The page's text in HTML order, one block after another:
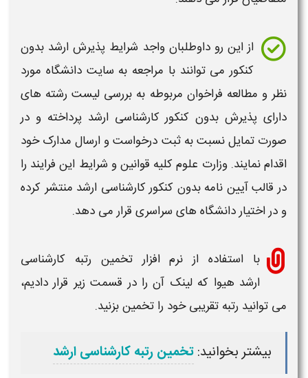
از این رو داوطلبان واجد شرایط پذیرش ارشد بدون
کنکور می توانند با مراجعه به سایت دانشگاه مورد
نظر و مطالعه فراخوان مربوطه به بررسی لیست رشته های
دارای پذیرش بدون کنکور کارشناسی ارشدپرداخته و در
صورت تمایل نسبت به ثبت درخواست و ارسال مدارک خود
اقدام نمایند. وزارت علوم کلیه قوانین و شرایط این فرایند را
در قالب آیین نامه بدون کنکور کارشناسی ارشد منتشر کرده
و در اختیار دانشگاه های سراسری قرار می دهد.
با استفاده از نرم افزار تخمین رتبه کارشناسی
ارشد هیوا که لینک آن را در قسمت زیر قرار دادیم،
می توانید رتبه تقریبی خود را تخمین بزنید.
بیشتر بخوانید:تخمین رتبه کارشناسی ارشد